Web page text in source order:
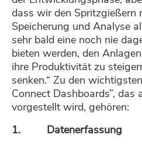
dass wir den Spritzgießern
Speicherung und Analyse
sehr bald eine noch nie
bieten werden, den
ihre Produktivität zu
senken.“ Zu den
Connect Dashboards”, das
vorgestellt wird, gehören:
1. Datenerfassung